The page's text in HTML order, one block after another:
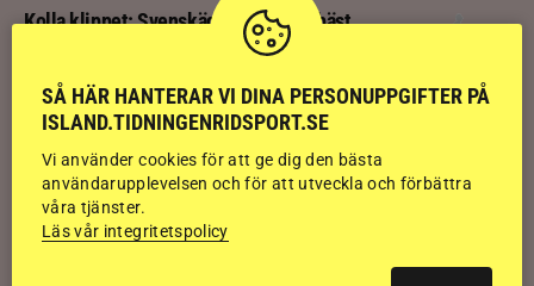
Kolla klippet: Svenskägda hingsten bäst
av sexåringarna på Landsmót
Kolla klippet: Gljátoppur-dotterns
historiska bedömning
Svensk bakom världens högst bedömda
SÅ HÄR HANTERAR VI DINA PERSONUPPGIFTER PÅ
ISLAND.TIDNINGENRIDSPORT.SE
Vi använder cookies för att ge dig den bästa
användarupplevelsen och för att utveckla och förbättra
våra tjänster.
Läs vår integritetspolicy